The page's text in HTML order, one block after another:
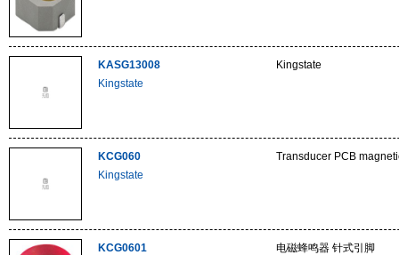
KASG13008
Kingstate
Kingstate
KCG060
Kingstate
Transducer PCB
KCG0601
电磁蜂鸣器 针式引脚